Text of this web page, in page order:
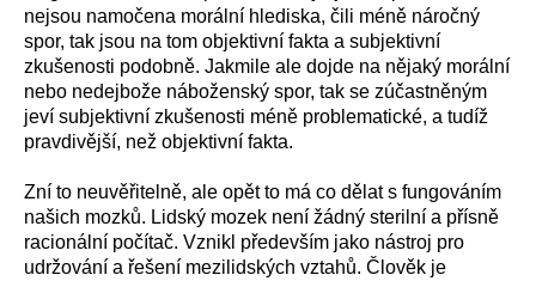
nejsou namočena morální hlediska, čili méně náročný
spor, tak jsou na tom objektivní fakta a subjektivní
zkušenosti podobně. Jakmile ale dojde na nějaký morální
nebo nedejbože náboženský spor, tak se zúčastněným
jeví subjektivní zkušenosti méně problematické, a tudíž
pravdivější, než objektivní fakta.
Zní to neuvěřitelně, ale opět to má co dělat s fungováním
našich mozků. Lidský mozek není žádný sterilní a přísně
racionální počítač. Vznikl především jako nástroj pro
udržování a řešení mezilidských vztahů. Člověk je